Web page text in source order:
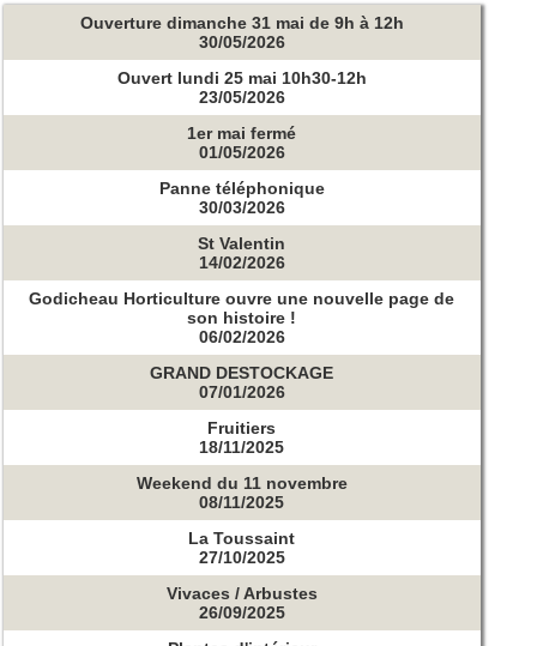
Ouverture dimanche 31 mai de 9h à 12h
30/05/2026
Ouvert lundi 25 mai 10h30-12h
23/05/2026
1er mai fermé
01/05/2026
Panne téléphonique
30/03/2026
St Valentin
14/02/2026
Godicheau Horticulture ouvre une nouvelle page de
son histoire !
06/02/2026
GRAND DESTOCKAGE
07/01/2026
Fruitiers
18/11/2025
Weekend du 11 novembre
08/11/2025
La Toussaint
27/10/2025
Vivaces / Arbustes
26/09/2025